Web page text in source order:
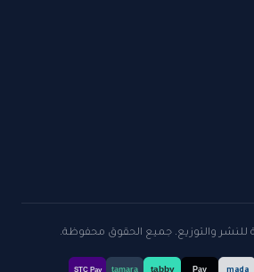
Pay
tabby
tamara
STC Pay